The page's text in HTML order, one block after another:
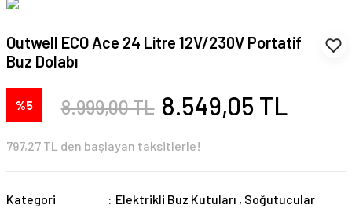
Outwell ECO Ace 24 Litre 12V/230V Portatif
Buz Dolabı
%5 8.999,00 TL 8.549,05 TL
797,27 TL den başlayan taksitlerle!
Kategori Elektrikli Buz Kutuları , Soğutucular